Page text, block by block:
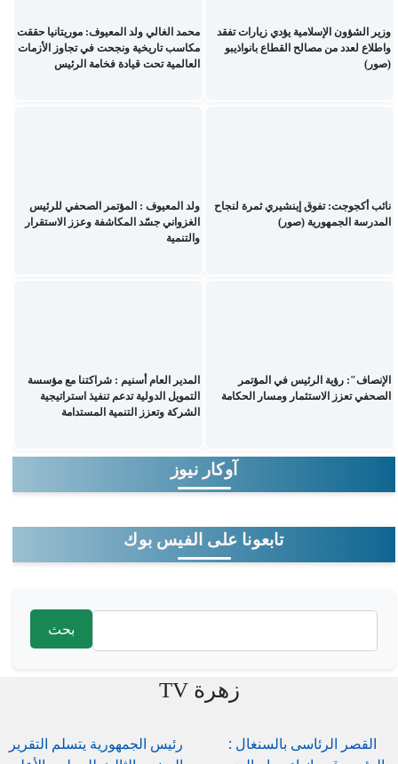
وزير الشؤون الإسلامية يؤدي زيارات تفقد
واطلاع لعدد من مصالح القطاع بانواذيبو
(صور)
محمد الغالي ولد المعيوف: موريتانيا حققت
مكاسب تاريخية ونجحت في تجاوز الأزمات
العالمية تحت قيادة فخامة الرئيس
نائب أكجوجت: تفوق إينشيري ثمرة لنجاح
المدرسة الجمهورية (صور)
ولد المعيوف : المؤتمر الصحفي للرئيس
الغزواني جسّد المكاشفة وعزز الاستقرار
والتنمية
الإنصاف": رؤية الرئيس في المؤتمر
الصحفي تعزز الاستثمار ومسار الحكامة
المدير العام أسنيم : شراكتنا مع مؤسسة
التمويل الدولية تدعم تنفيذ استراتيجية
الشركة وتعزز التنمية المستدامة
آوكار نيوز
تابعونا على الفيس بوك
‏بحث ‏
زهرة TV
القصر الرئاسى بالسنغال :
رئيس الجمهورية يتسلم التقرير